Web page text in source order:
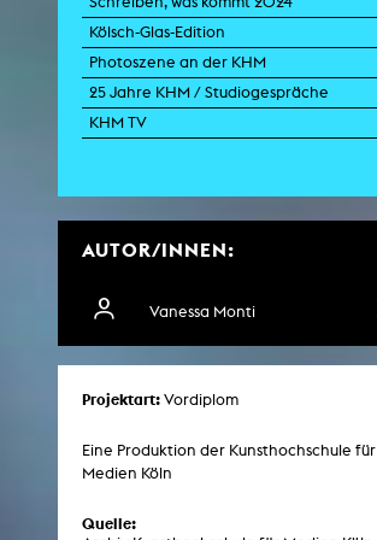
Kölsch-Glas-Edition
Photoszene an der KHM
25 Jahre KHM / Studiogespräche
KHM TV
AUTOR/INNEN:
Vanessa Monti
Projektart: Vordiplom
Eine Produktion der Kunsthochschule für
Medien Köln
Quelle: